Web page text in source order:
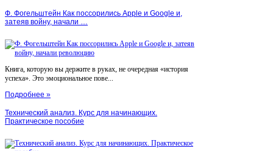
Ф. Фогельштейн Как поссорились Apple и Google и,
затеяв войну, начали …
Книга, которую вы держите в руках, не очередная «история
успеха». Это эмоциональное пове...
Подробнее »
Технический анализ. Курс для начинающих.
Практическое пособие